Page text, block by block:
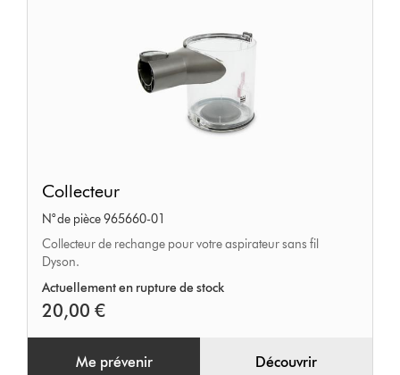
Collecteur
N° de pièce 965660-01
Collecteur de rechange pour votre aspirateur sans fil
Dyson.
Actuellement en rupture de stock
20,00 €
Me prévenir Découvrir